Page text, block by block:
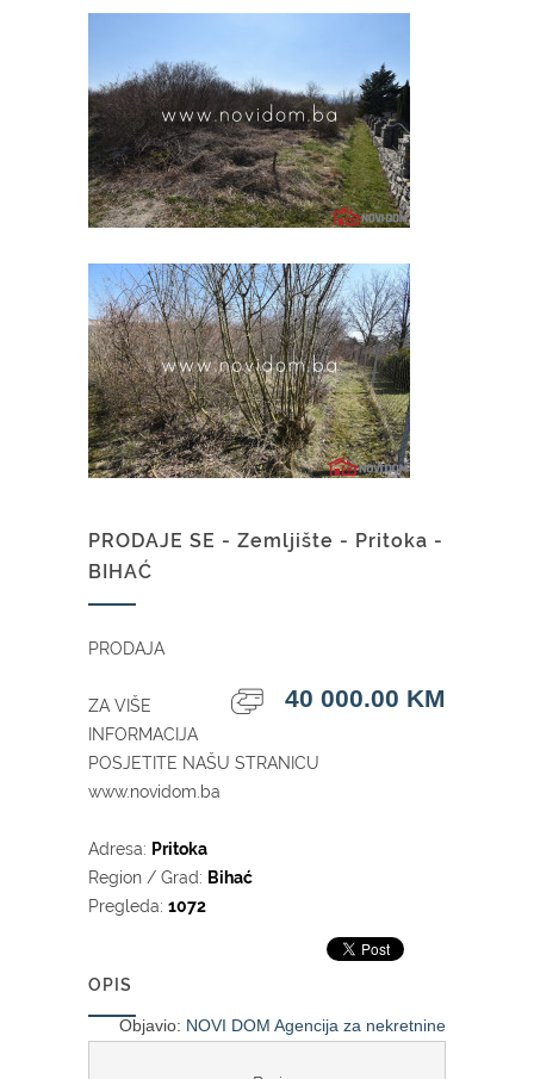
PRODAJE SE - Zemljište - Pritoka -
BIHAĆ
PRODAJA
40 000.00 KM
ZA VIŠE
INFORMACIJA
POSJETITE NAŠU STRANICU
www.novidom.ba
Adresa: Pritoka
Region / Grad: Bihać
Pregleda: 1072
OPIS
Objavio: NOVI DOM Agencija za nekretnine